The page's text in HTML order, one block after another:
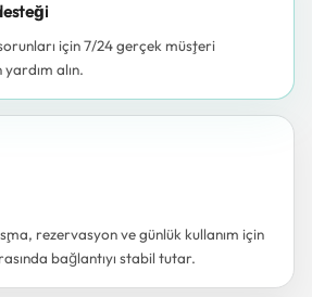
için 7/24 gerçek müşteri
alın.
rezervasyon ve günlük kullanım için
bağlantıyı stabil tutar.